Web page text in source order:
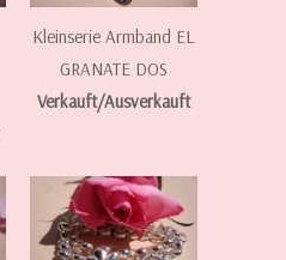
Kleinserie Armband EL
GRANATE DOS
Verkauft/Ausverkauft